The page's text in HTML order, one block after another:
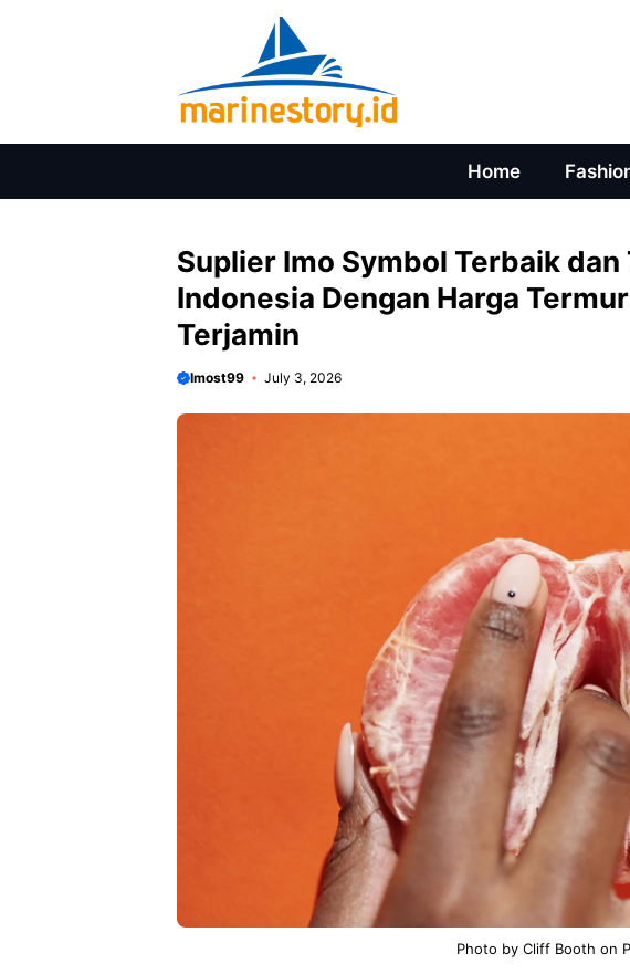
Home
Suplier Imo Symbol Terbaik
Indonesia Dengan Harga
Terjamin
Imost99 July 3, 2026
Photo by Cliff Booth on